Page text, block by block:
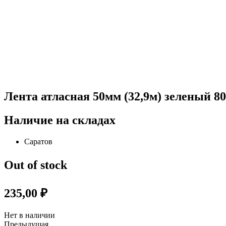
Лента атласная 50мм (32,9м) зеленый
Наличие на складах
Саратов
Out of stock
235,00 ₽
Нет в наличии
Предыдущая